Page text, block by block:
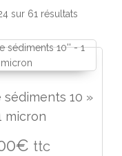
sur 61 résultats
sédiments 10 »
micron
€ ttc